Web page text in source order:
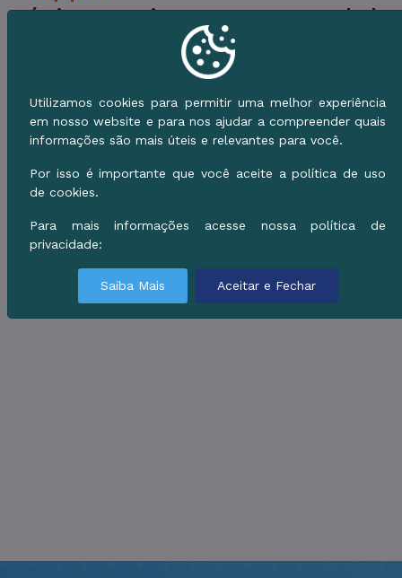
Página Inexistente no Portal da
Prefeitura.
Verifique a URL ou vá para o Início e use o
Menu de Serviços.
Utilizamos cookies para permitir uma melhor experiência
em nosso website e para nos ajudar a compreender quais
informações são mais úteis e relevantes para você.
Por isso é importante que você aceite a política de uso
de cookies.
Para mais informações acesse nossa política de
privacidade:
Saiba Mais Aceitar e Fechar